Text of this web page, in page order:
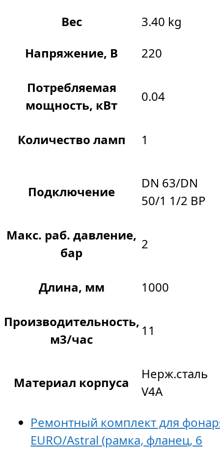
Вес
3.40 kg
Напряжение, В
220
Потребляемая
мощность, кВт
0.04
Количество ламп 1
Подключение
DN 63/DN
50/1 1/2 ВР
Макс. раб. давление,
бар
2
Длина, мм 1000
Производительность,
м3/час
11
Материал корпуса
Нерж.сталь
V4A
Ремонтный комплект для
EURO/Astral (рамка, фланец, 6